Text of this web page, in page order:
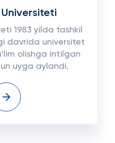
1983 yilda tashkil
davrida universitet
olishga intilgan
uyga aylandi.